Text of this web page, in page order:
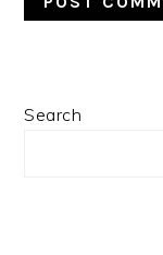
PRIMARY
Search